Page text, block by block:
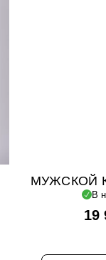
МУЖСКОЙ
В
19